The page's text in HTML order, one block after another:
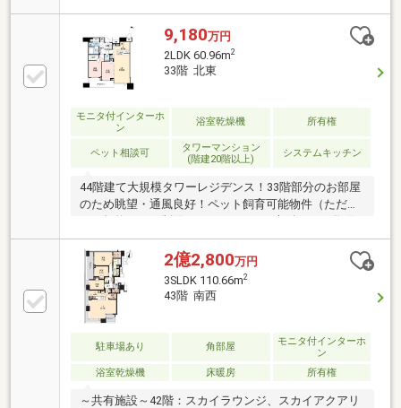
2LDK＋WIC＋SIC・淀川花火を一望できる北西角住
戸・梅田の都心部の夜景を望めます・浴室1418サイ
ズ・追い焚き機能、浴室乾燥機有・ビルトイン食器洗
い乾燥機、水栓一体型浄水器有・キッチンパントリー
収納有・ディスポーザー有【建築概要】築年月：2016
総戸数：501戸新築時売主：住友不動産／パナホーム
施 工：清水建設
9,180万円
2LDK 60.96m2
33階 北東
モニタ付インターホ
ン
浴室乾燥機 所有権
ペット相談可
タワーマンション
(階建20階以上)
システムキッチン
44階建て大規模タワーレジデンス！33階部分のお部屋
のため眺望・通風良好！ペット飼育可能物件（ただ
し、規約により制限あり）■アクセス大阪メトロ谷町
線「中崎町」駅 徒歩5分大阪メトロ堺筋線「天神橋
筋六丁目」駅 徒歩6分阪急電鉄神戸線「大阪梅田」
駅 徒歩14分■RC造44階建て33階部分■専有面積：約
60.96m2（専有トランクルーム面積0.64㎡を含みま
す）■バルコニー面積：6.97m2■2LDK■北東向きバルコ
ニー■24時間ゴミ出し可能
2億2,800万円
3SLDK 110.66m2
43階 南西
駐車場あり 角部屋
モニタ付インターホ
ン
浴室乾燥機
床暖房 所有権
～共有施設～42階：スカイラウンジ、スカイアクアリ